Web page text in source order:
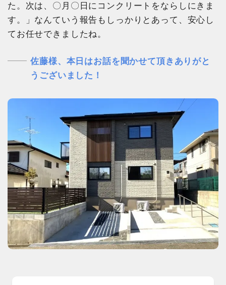
た。次は、〇月〇日にコンクリートをならしにきま
す。」なんていう報告もしっかりとあって、安心し
てお任せできましたね。
佐藤様、本日はお話を聞かせて頂きありがと
うございました！